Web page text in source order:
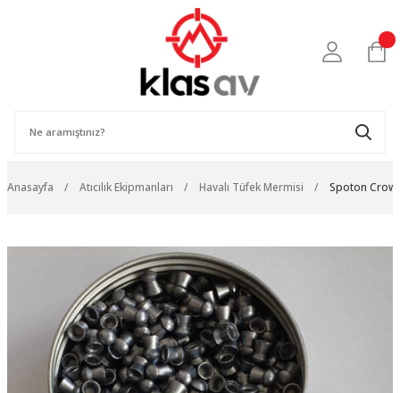
Anasayfa Atıcılık Ekipmanları Havalı Tüfek Mermisi Spoton Crow